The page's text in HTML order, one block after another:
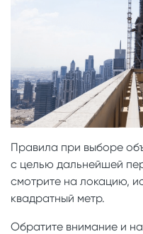
Правила при выборе
с целью дальнейшей
смотрите на локацию,
квадратный метр.
Обратите внимание и